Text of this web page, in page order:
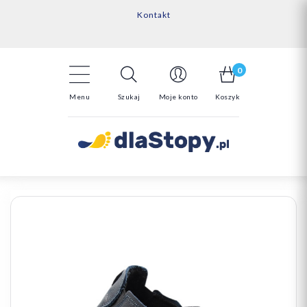
Kontakt
14 Dni na darmowy zwrot*
Menu Szukaj Moje konto
0
Koszyk